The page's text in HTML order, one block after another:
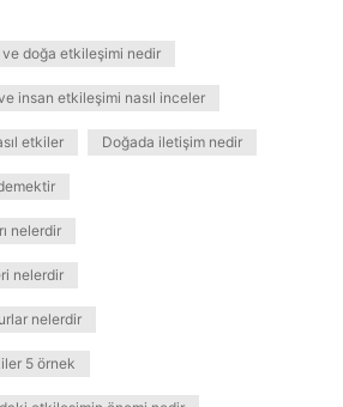
ve doğa etkileşimi nedir
insan etkileşimi nasıl inceler
etkiler Doğada iletişim nedir
nelerdir
nelerdir
nelerdir
5 örnek